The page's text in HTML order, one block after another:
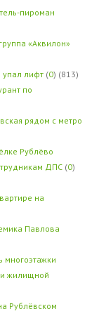
пироман
«Аквилон»
упал лифт (0) (813)
по
рядом с метро
Рублёво
ДПС (0)
на
Павлова
многоэтажки
жилищной
Рублёвском